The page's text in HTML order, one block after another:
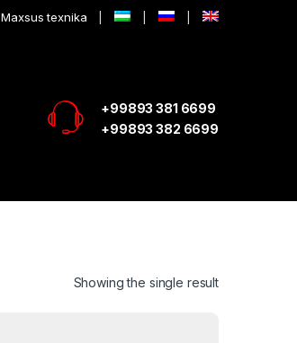
Maxsus texnika
+99893 381 6699
+99893 382 6699
Showing the single result